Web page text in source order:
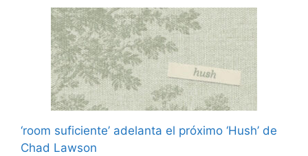
‘room suficiente’ adelanta el próximo ‘Hush’ de
Chad Lawson